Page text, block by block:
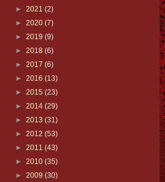
► 2021 (2)
► 2020 (7)
► 2019 (9)
► 2018 (6)
► 2017 (6)
► 2016 (13)
► 2015 (23)
► 2014 (29)
► 2013 (31)
► 2012 (53)
► 2011 (43)
► 2010 (35)
► 2009 (30)